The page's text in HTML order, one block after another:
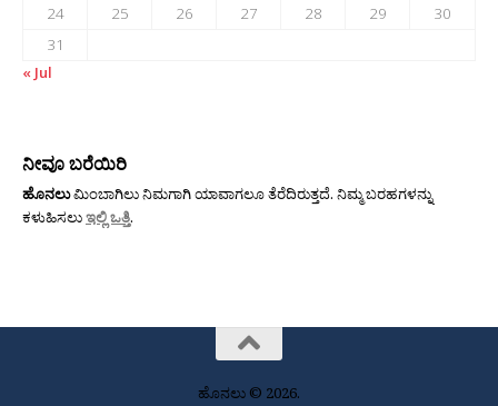
24
25 26 27 28 29
30
31
« Jul
ನೀವೂ ಬರೆಯಿರಿ
ಹೊನಲುಮಿಂಬಾಗಿಲು ನಿಮಗಾಗಿ ಯಾವಾಗಲೂ ತೆರೆದಿರುತ್ತದೆ. ನಿಮ್ಮ ಬರಹಗಳನ್ನು
ಕಳುಹಿಸಲುಇಲ್ಲಿ ಒತ್ತಿ.
ಹೊನಲು © 2026.